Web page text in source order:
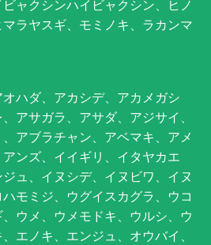
ャクシンハイビャクシン、ヒノ
ラヤスギ、モミノキ、ラカンマ
ハダ、アカシデ、アカメガシ
アサガラ、アサダ、アジサイ、
アブラチャン、アベマキ、アメ
ンズ、イイギリ、イタヤカエ
ュ、イヌシデ、イヌビワ、イヌ
モミジ、ウグイスカグラ、ウコ
ウメ、ウメモドキ、ウルシ、ウ
エノキ、エンジュ、オウバイ、